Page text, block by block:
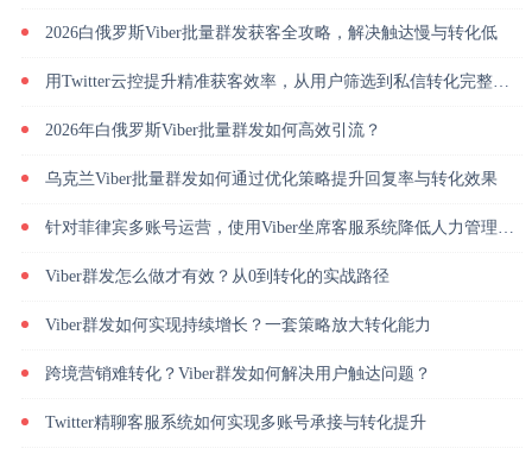
2026白俄罗斯Viber批量群发获客全攻略，解决触达慢与转化低
用Twitter云控提升精准获客效率，从用户筛选到私信转化完整解析
2026年白俄罗斯Viber批量群发如何高效引流？
乌克兰Viber批量群发如何通过优化策略提升回复率与转化效果
针对菲律宾多账号运营，使用Viber坐席客服系统降低人力管理成本
Viber群发怎么做才有效？从0到转化的实战路径
Viber群发如何实现持续增长？一套策略放大转化能力
跨境营销难转化？Viber群发如何解决用户触达问题？
Twitter精聊客服系统如何实现多账号承接与转化提升